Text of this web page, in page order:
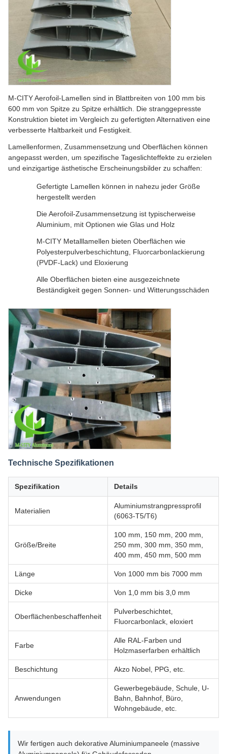
M-CITY Aerofoil-Lamellen sind in Blattbreiten von 100 mm bis
600 mm von Spitze zu Spitze erhältlich. Die stranggepresste
Konstruktion bietet im Vergleich zu gefertigten Alternativen eine
verbesserte Haltbarkeit und Festigkeit.
Lamellenformen, Zusammensetzung und Oberflächen können
angepasst werden, um spezifische Tageslichteffekte zu erzielen
und einzigartige ästhetische Erscheinungsbilder zu schaffen:
Gefertigte Lamellen können in nahezu jeder Größe
hergestellt werden
Die Aerofoil-Zusammensetzung ist typischerweise
Aluminium, mit Optionen wie Glas und Holz
M-CITY Metalllamellen bieten Oberflächen wie
Polyesterpulverbeschichtung, Fluorcarbonlackierung
(PVDF-Lack) und Eloxierung
Alle Oberflächen bieten eine ausgezeichnete
Beständigkeit gegen Sonnen- und Witterungsschäden
Technische Spezifikationen
Spezifikation Details
Materialien
Aluminiumstrangpressprofil
(6063-T5/T6)
Größe/Breite
100 mm, 150 mm, 200 mm,
250 mm, 300 mm, 350 mm,
400 mm, 450 mm, 500 mm
Länge Von 1000 mm bis 7000 mm
Dicke Von 1,0 mm bis 3,0 mm
Oberflächenbeschaffenheit
Pulverbeschichtet,
Fluorcarbonlack, eloxiert
Farbe
Alle RAL-Farben und
Holzmaserfarben erhältlich
Beschichtung Akzo Nobel, PPG, etc.
Anwendungen
Gewerbegebäude, Schule, U-
Bahn, Bahnhof, Büro,
Wohngebäude, etc.
Wir fertigen auch dekorative Aluminiumpaneele (massive